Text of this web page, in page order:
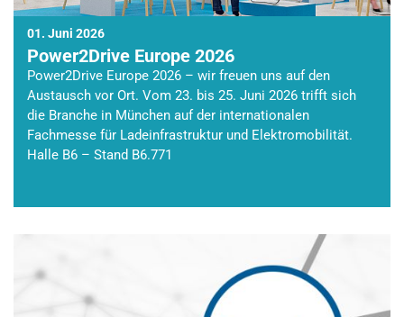
01. Juni 2026
Power2Drive Europe 2026
Power2Drive Europe 2026 – wir freuen uns auf den
Austausch vor Ort. Vom 23. bis 25. Juni 2026 trifft sich
die Branche in München auf der internationalen
Fachmesse für Ladeinfrastruktur und Elektromobilität.
Halle B6 – Stand B6.771